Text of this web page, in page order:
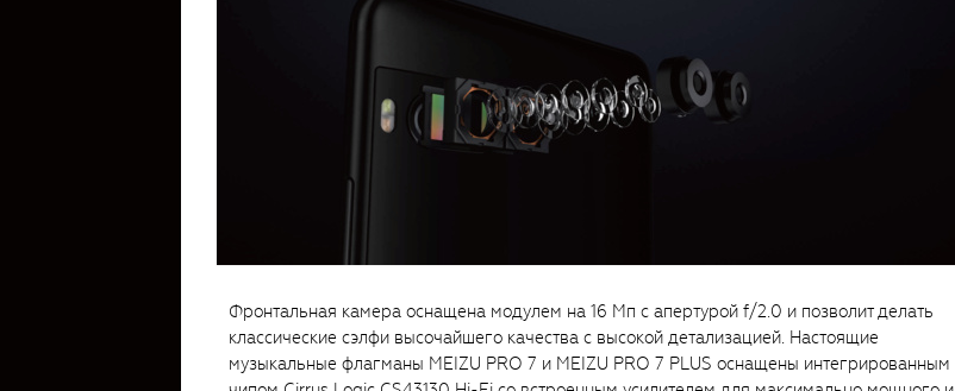
Фронтальная камера оснащена модулем на 16 Мп с апертурой f/2.0 и позволит делать
классические сэлфи высочайшего качества с высокой детализацией. Настоящие
музыкальные флагманы MEIZU PRO 7 и MEIZU PRO 7 PLUS оснащены интегрированным